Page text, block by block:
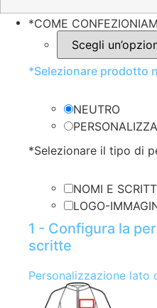
*COME
*Selezionare prodotto
NEUTRO
*Selezionare il tipo di
NOMI E
LOGO-
1 - Configura la
scritte
Personalizzazione lato